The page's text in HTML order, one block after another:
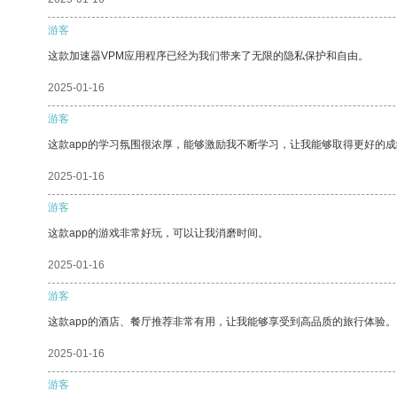
游客
这款加速器VPM应用程序已经为我们带来了无限的隐私保护和自由。
2025-01-16
游客
这款app的学习氛围很浓厚，能够激励我不断学习，让我能够取得更好的
2025-01-16
游客
这款app的游戏非常好玩，可以让我消磨时间。
2025-01-16
游客
这款app的酒店、餐厅推荐非常有用，让我能够享受到高品质的旅行体验。
2025-01-16
游客